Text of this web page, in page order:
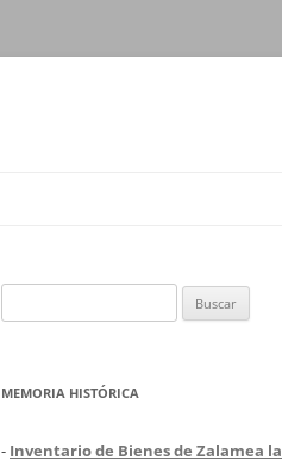
MEMORIA HISTÓRICA
- Inventario de Bienes de Zalamea la